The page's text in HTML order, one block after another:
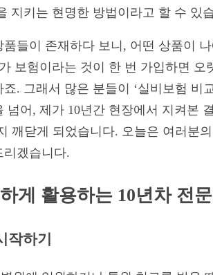
지키는 현명한 방법이라고 할 수 있
들이 존재하다 보니, 어떤 상품이
보험이라는 것이 한 번 가입하면 오
. 그래서 많은 분들이 ‘실비보험 비
어, 제가 10년간 현장에서 지켜본
깨닫게 되었습니다. 오늘은 여러분
리겠습니다.
게 활용하는 10년차 전
작하기